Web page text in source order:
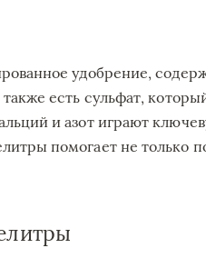
удобрение,
есть сульфат,
и азот играют
помогает не только